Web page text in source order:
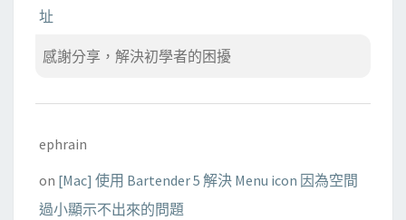
址
感謝分享，解決初學者的困擾
ephrain
on [Mac] 使用 Bartender 5 解決 Menu icon 因為空間
過小顯示不出來的問題